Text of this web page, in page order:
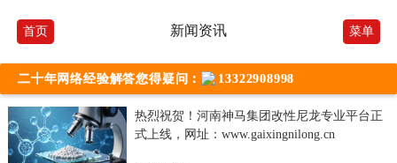
首页 新闻资讯 菜单
二十年网络经验解答您得疑问： 13322908998
热烈祝贺！河南神马集团改性尼龙专业平台正
式上线，网址：www.gaixingnilong.cn